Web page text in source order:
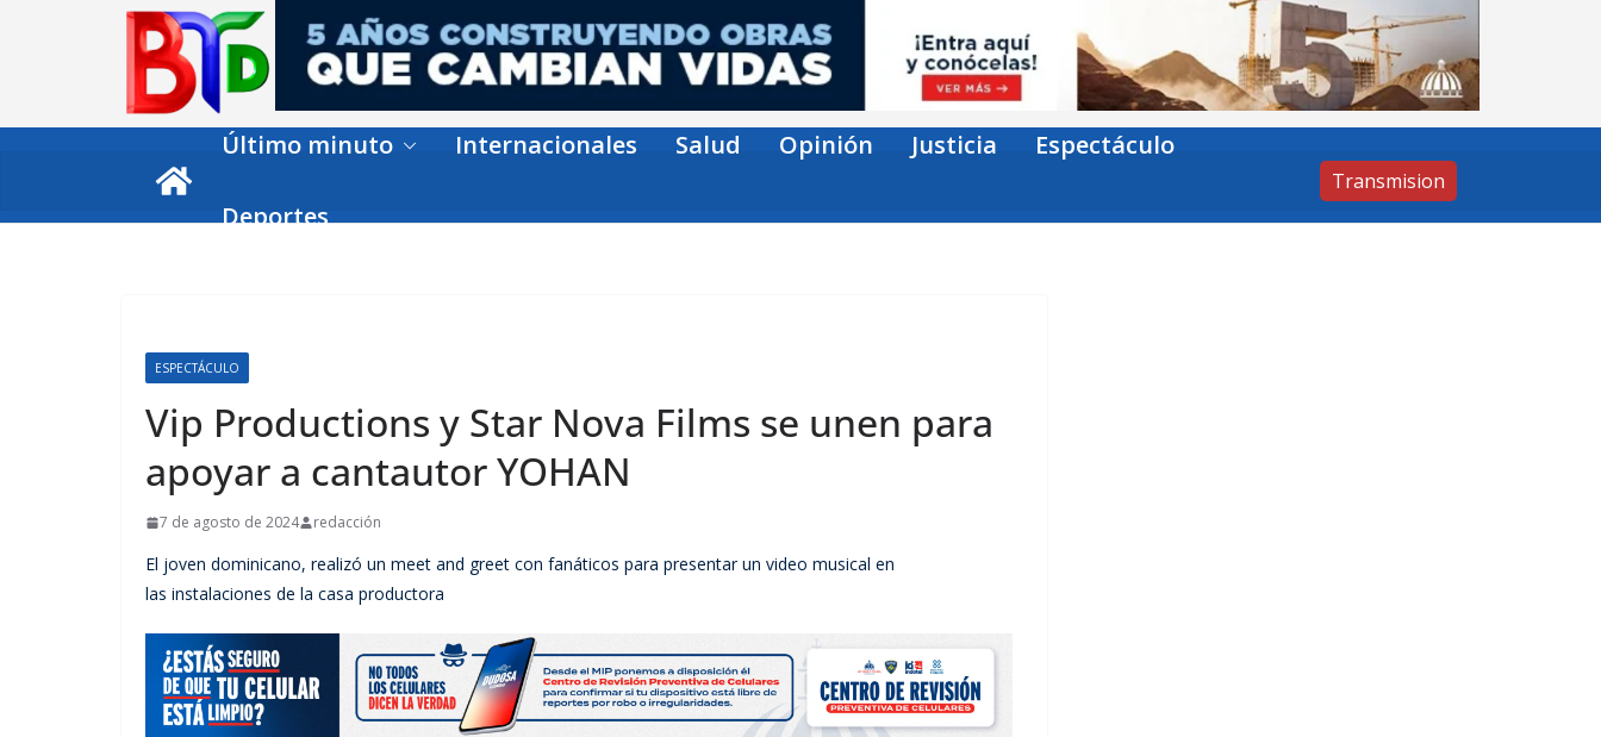
Último minuto Internacionales Salud Opinión Justicia Espectáculo
Deportes
Transmision
ESPECTÁCULO
Vip Productions y Star Nova Films se unen para
apoyar a cantautor YOHAN
7 de agosto de 2024 redacción
El joven dominicano, realizó un meet and greet con fanáticos para presentar un video musical en
las instalaciones de la casa productora